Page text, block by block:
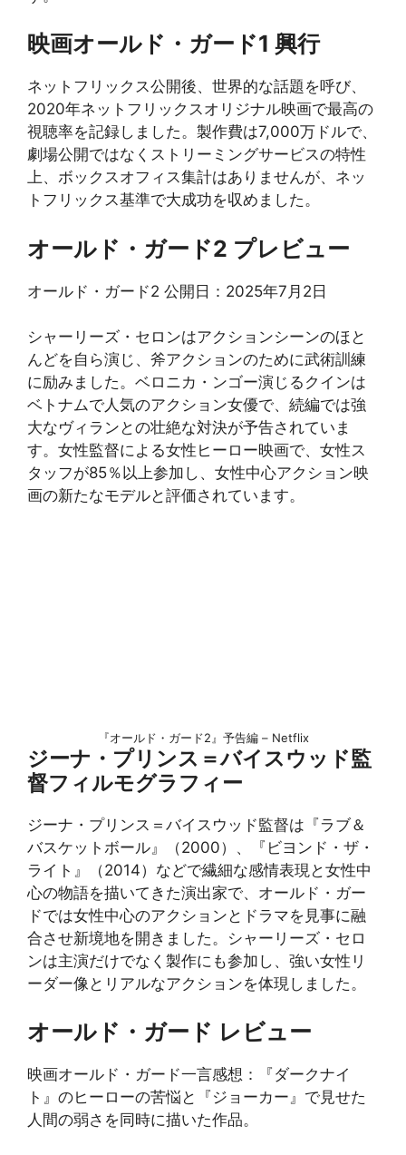
映画オールド・ガード1 興行
ネットフリックス公開後、世界的な話題を呼び、
2020年ネットフリックスオリジナル映画で最高の
視聴率を記録しました。製作費は7,000万ドルで、
劇場公開ではなくストリーミングサービスの特性
上、ボックスオフィス集計はありませんが、ネッ
トフリックス基準で大成功を収めました。
オールド・ガード2 プレビュー
オールド・ガード2 公開日：2025年7月2日
シャーリーズ・セロンはアクションシーンのほと
んどを自ら演じ、斧アクションのために武術訓練
に励みました。ベロニカ・ンゴー演じるクインは
ベトナムで人気のアクション女優で、続編では強
大なヴィランとの壮絶な対決が予告されていま
す。女性監督による女性ヒーロー映画で、女性ス
タッフが85％以上参加し、女性中心アクション映
画の新たなモデルと評価されています。
『オールド・ガード2』予告編 – Netflix
ジーナ・プリンス＝バイスウッド監
督フィルモグラフィー
ジーナ・プリンス＝バイスウッド監督は『ラブ＆
バスケットボール』（2000）、『ビヨンド・ザ・
ライト』（2014）などで繊細な感情表現と女性中
心の物語を描いてきた演出家で、オールド・ガー
ドでは女性中心のアクションとドラマを見事に融
合させ新境地を開きました。シャーリーズ・セロ
ンは主演だけでなく製作にも参加し、強い女性リ
ーダー像とリアルなアクションを体現しました。
オールド・ガード レビュー
映画オールド・ガード一言感想：『ダークナイ
ト』のヒーローの苦悩と『ジョーカー』で見せた
人間の弱さを同時に描いた作品。